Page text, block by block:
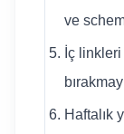
ve
İç
Haftalık